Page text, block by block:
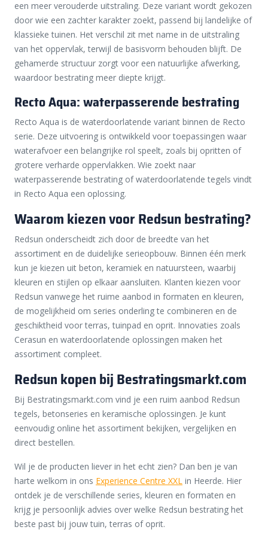
een meer verouderde uitstraling. Deze variant wordt gekozen
door wie een zachter karakter zoekt, passend bij landelijke of
klassieke tuinen. Het verschil zit met name in de uitstraling
van het oppervlak, terwijl de basisvorm behouden blijft. De
gehamerde structuur zorgt voor een natuurlijke afwerking,
waardoor bestrating meer diepte krijgt.
Recto Aqua: waterpasserende bestrating
Recto Aqua is de waterdoorlatende variant binnen de Recto
serie. Deze uitvoering is ontwikkeld voor toepassingen waar
waterafvoer een belangrijke rol speelt, zoals bij opritten of
grotere verharde oppervlakken. Wie zoekt naar
waterpasserende bestrating of waterdoorlatende tegels vindt
in Recto Aqua een oplossing.
Waarom kiezen voor Redsun bestrating?
Redsun onderscheidt zich door de breedte van het
assortiment en de duidelijke serieopbouw. Binnen één merk
kun je kiezen uit beton, keramiek en natuursteen, waarbij
kleuren en stijlen op elkaar aansluiten. Klanten kiezen voor
Redsun vanwege het ruime aanbod in formaten en kleuren,
de mogelijkheid om series onderling te combineren en de
geschiktheid voor terras, tuinpad en oprit. Innovaties zoals
Cerasun en waterdoorlatende oplossingen maken het
assortiment compleet.
Redsun kopen bij Bestratingsmarkt.com
Bij Bestratingsmarkt.com vind je een ruim aanbod Redsun
tegels, betonseries en keramische oplossingen. Je kunt
eenvoudig online het assortiment bekijken, vergelijken en
direct bestellen.
Wil je de producten liever in het echt zien? Dan ben je van
harte welkom in ons Experience Centre XXL in Heerde. Hier
ontdek je de verschillende series, kleuren en formaten en
krijg je persoonlijk advies over welke Redsun bestrating het
beste past bij jouw tuin, terras of oprit.